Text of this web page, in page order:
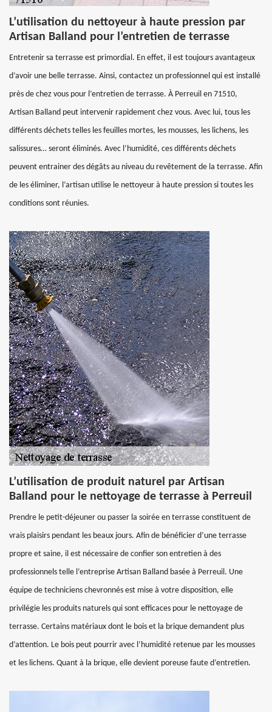
L’utilisation du nettoyeur à haute pression par
Artisan Balland pour l’entretien de terrasse
Entretenir sa terrasse est primordial. En effet, il est toujours avantageux
d’avoir une belle terrasse. Ainsi, contactez un professionnel qui est installé
près de chez vous pour l’entretien de terrasse. À Perreuil en 71510,
Artisan Balland peut intervenir rapidement chez vous. Avec lui, tous les
différents déchets telles les feuilles mortes, les mousses, les lichens, les
salissures… seront éliminés. Avec l’humidité, ces différents déchets
peuvent entrainer des dégâts au niveau du revêtement de la terrasse. Afin
de les éliminer, l’artisan utilise le nettoyeur à haute pression si toutes les
conditions sont réunies.
L’utilisation de produit naturel par Artisan
Balland pour le nettoyage de terrasse à Perreuil
Prendre le petit-déjeuner ou passer la soirée en terrasse constituent de
vrais plaisirs pendant les beaux jours. Afin de bénéficier d’une terrasse
propre et saine, il est nécessaire de confier son entretien à des
professionnels telle l’entreprise Artisan Balland basée à Perreuil. Une
équipe de techniciens chevronnés est mise à votre disposition, elle
privilégie les produits naturels qui sont efficaces pour le nettoyage de
terrasse. Certains matériaux dont le bois et la brique demandent plus
d’attention. Le bois peut pourrir avec l’humidité retenue par les mousses
et les lichens. Quant à la brique, elle devient poreuse faute d’entretien.